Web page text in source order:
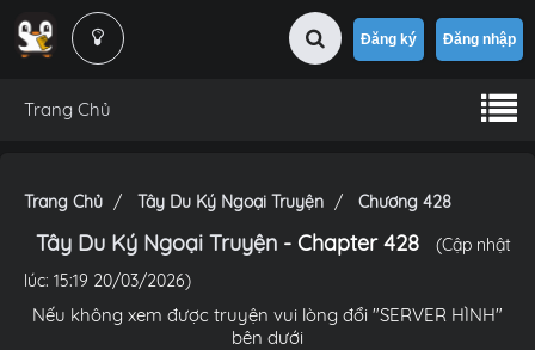
Đăng ký Đăng nhập
Trang Chủ
Trang Chủ Tây Du Ký Ngoại Truyện Chương 428
Tây Du Ký Ngoại Truyện - Chapter 428
(Cập nhật
lúc: 15:19 20/03/2026)
Nếu không xem được truyện vui lòng đổi "SERVER HÌNH"
bên dưới